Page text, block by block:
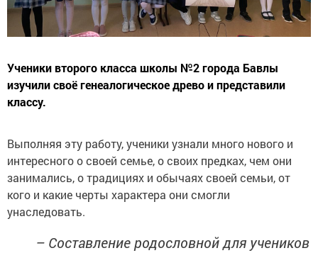
Ученики второго класса школы №2 города Бавлы
изучили своё генеалогическое древо и представили
классу.
Выполняя эту работу, ученики узнали много нового и
интересного о своей семье, о своих предках, чем они
занимались, о традициях и обычаях своей семьи, от
кого и какие черты характера они смогли
унаследовать.
– Составление родословной для учеников